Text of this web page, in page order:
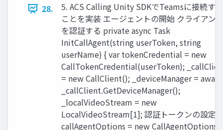
28.
5. ACS Calling Unity SDKでTeamsに接続する
ことを実装 エージェントの開始 クライアン
を認証する private async Task
InitCallAgent(string userToken, string
userName) { var tokenCredential = new
CallTokenCredential(userToken);
= new CallClient(); _deviceManager = await
_callClient.GetDeviceManager();
_localVideoStream = new
LocalVideoStream[1]; 認証トークンの設定
callAgentOptions = new CallAgentOptions {